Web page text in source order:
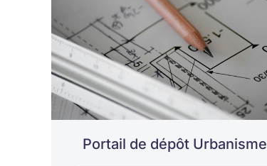
Portail de dépôt Urbanisme